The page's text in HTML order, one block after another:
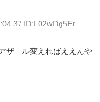
ID:L02wDg5Er
ザール変えればええんや